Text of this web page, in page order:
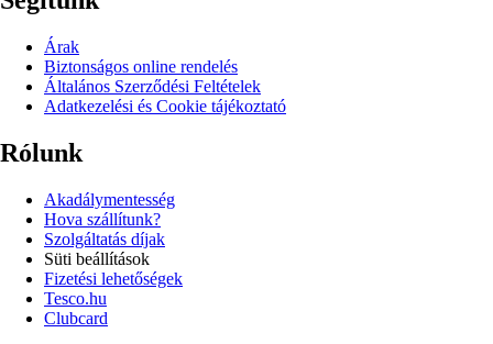
Árak
Biztonságos online rendelés
Általános Szerződési Feltételek
Adatkezelési és Cookie tájékoztató
Rólunk
Akadálymentesség
Hova szállítunk?
Szolgáltatás díjak
Süti beállítások
Fizetési lehetőségek
Tesco.hu
Clubcard